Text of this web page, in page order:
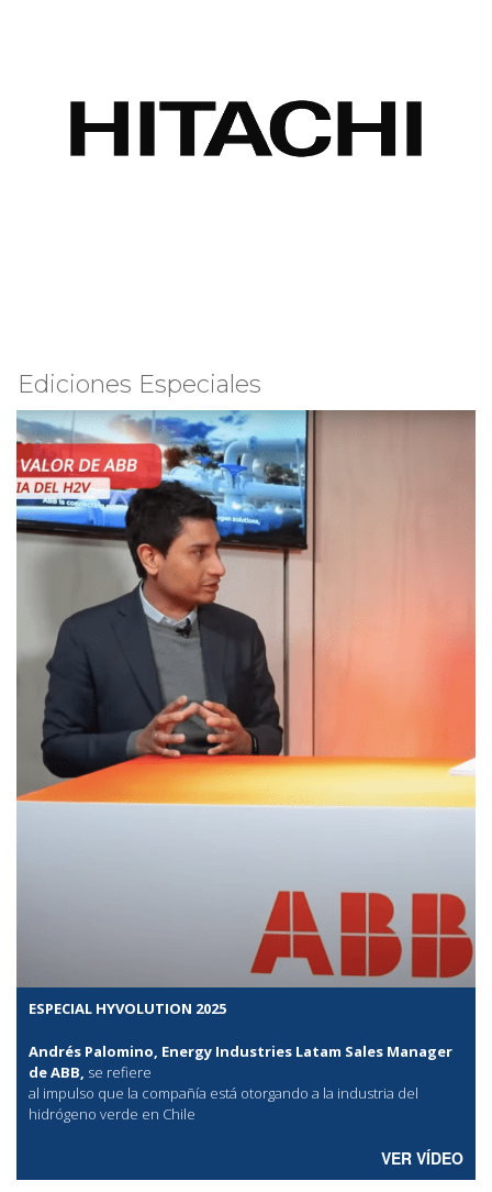
Ediciones Especiales
ESPECIAL HYVOLUTION 2025
Andrés Palomino, Energy Industries Latam Sales Manager
de ABB, se refiere
al impulso que la compañía está otorgando a la industria del
hidrógeno verde en Chile
VER VÍDEO